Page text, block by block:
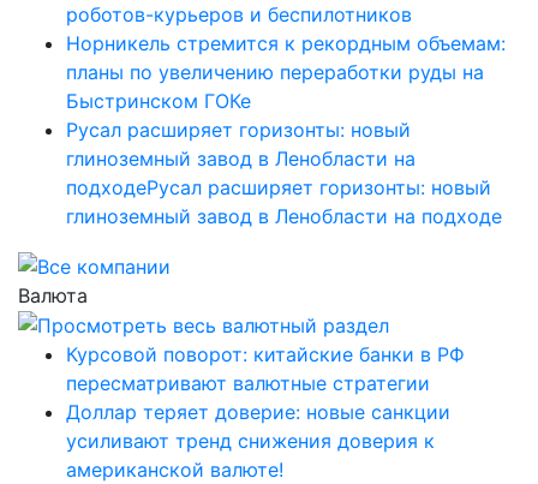
роботов-курьеров и беспилотников
Норникель стремится к рекордным объемам:
планы по увеличению переработки руды на
Быстринском ГОКе
Русал расширяет горизонты: новый
глиноземный завод в Ленобласти на
подходеРусал расширяет горизонты: новый
глиноземный завод в Ленобласти на подходе
Валюта
Курсовой поворот: китайские банки в РФ
пересматривают валютные стратегии
Доллар теряет доверие: новые санкции
усиливают тренд снижения доверия к
американской валюте!